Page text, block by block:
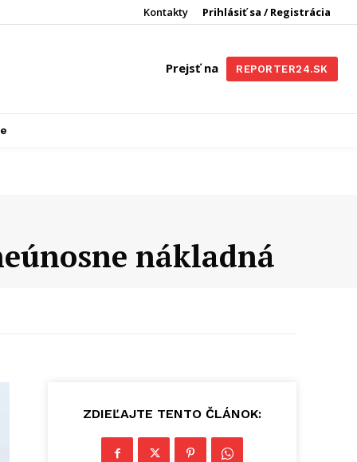
Prihlásiť sa / Registrácia
Kontakty
Prejsť na REPORTER24.SK
nákladná
ZDIEĽAJTE TENTO ČLÁNOK: